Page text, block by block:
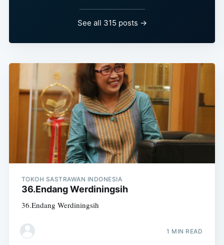
See all 315 posts →
TOKOH SASTRAWAN INDONESIA
36.Endang Werdiningsih
36.Endang Werdiningsih
1 MIN READ